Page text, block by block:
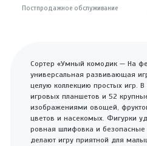
Постпродажное обслуживание
Сортер «Умный комодик — На
универсальная развивающая
целую коллекцию простых игр.
игровых планшетов и 52
изображениями овощей,
цветов и насекомых. Фигурки
ровная шлифовка и
делают игру приятной для